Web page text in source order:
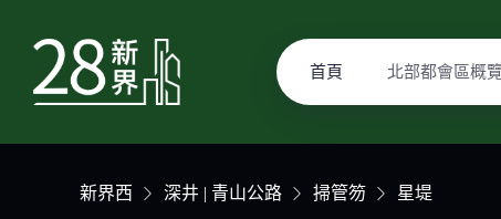
首頁 北部都會區概
新界西 深井 | 青山公路 掃管笏 星堤